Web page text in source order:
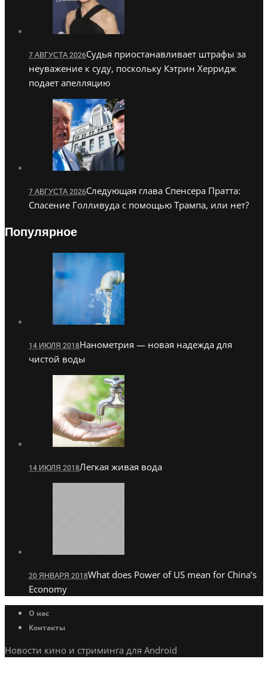
7 АВГУСТА 2026Судья приостанавливает штрафы за
неуважение к суду, поскольку Кэтрин Херридж
подает апелляцию
7 АВГУСТА 2026Следующая глава Спенсера Пратта:
Спасение Голливуда с помощью Трампа, или нет?
Популярное
14 ИЮЛЯ 2018Нанометрия — новая надежда для
чистой воды
14 ИЮЛЯ 2018Легкая живая вода
20 ЯНВАРЯ 2018What does Power of US mean for China’s
Economy
О нас
Контакты
Новости кино и стриминга для Android